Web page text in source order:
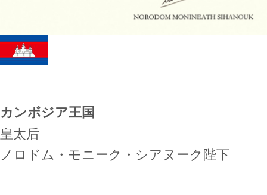
カンボジア王国
皇太后
ノロドム・モニーク・シアヌーク陛下